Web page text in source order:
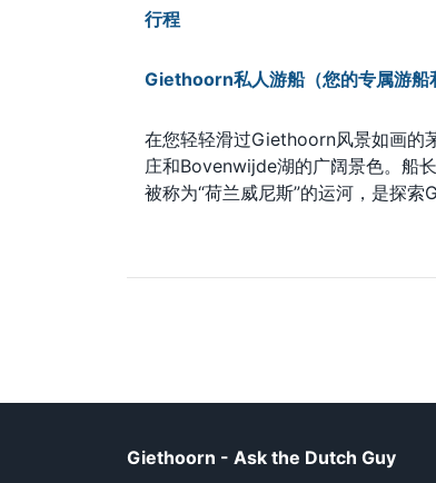
行程
Giethoorn私人游船（您的专属游船
在您轻轻滑过Giethoorn风景如画的
庄和Bovenwijde湖的广阔景色。船
被称为“荷兰威尼斯”的运河，是探索
Giethoorn - Ask the Dutch Guy